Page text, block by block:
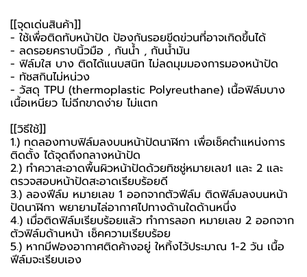
[[จุดเด่นสินค้า]]
- ใช้เพื่อติดทับหน้าปัด ป้องกันรอยขีดข่วนที่อาจเกิดขึ้นได้
- ลดรอยคราบนิ้วมือ , กันน้ำ , กันน้ำมัน
- ฟิล์มใส บาง ติดได้แนบสนิท ไม่ลดมุมมองการมองหน้าปัด
- ทัชสกินไม่หน่วง
- วัสดุ TPU (thermoplastic Polyreuthane) เนื้อฟิล์มบาง
เนื้อเหนียว ไม่ฉีกขาดง่าย ไม่แตก
[[วิธีใช้]]
1.) ทดลองทาบฟิล์มลงบนหน้าปัดนาฬิกา เพื่อเช็คตำแหน่งการ
ติดตั้ง ได้จุดถึงกลางหน้าปัด
2.) ทำควาสะอาดพื้นผิวหน้าปัดด้วยทิชชู่หมายเลข1 และ 2 และ
ตรวจสอบหน้าปัดสะอาดเรียบร้อยดี
3.) ลองฟีล์ม หมายเลข 1 ออกจากตัวฟีล์ม ติดฟิล์มลงบนหน้า
ปัดนาฬิกา พยายามไล่อากาศไปทางด้านใดด้านหนึ่ง
4.) เมื่อติดฟิล์มเรียบร้อยแล้ว ทำการลอก หมายเลข 2 ออกจาก
ตัวฟิล์มด้านหน้า เช็คความเรียบร้อย
5.) หากมีฟองอากาศติดค้างอยู่ ใหทิ้งไว้ประมาณ 1-2 วัน เนื้อ
ฟีล์มจะเรียบเอง